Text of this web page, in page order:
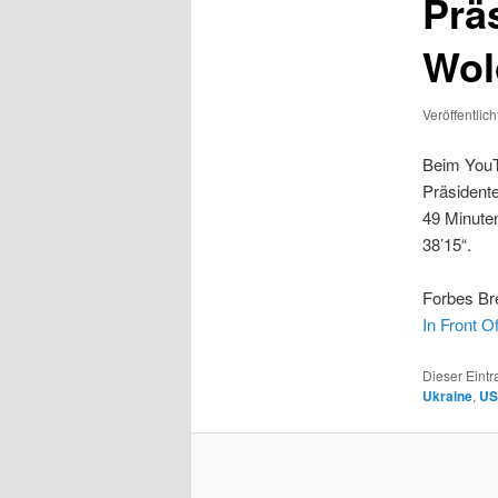
Beim
49
38’15“.
Forbes
In Front
Dieser
Ukraine,